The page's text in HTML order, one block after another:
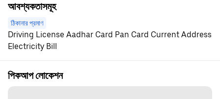
আবশ্যকতাসমূহ
ঠিকানার প্রমাণ
Driving License Aadhar Card Pan Card Current Address
Electricity Bill
পিকআপ লোকেশন